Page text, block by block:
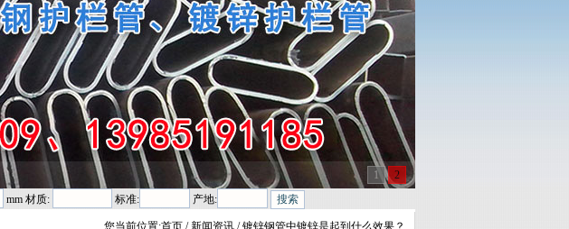
1
2
mm 材质: 标准: 产地:
您当前位置:首页 / 新闻资讯 / 镀锌钢管中镀锌是起到什么效果？